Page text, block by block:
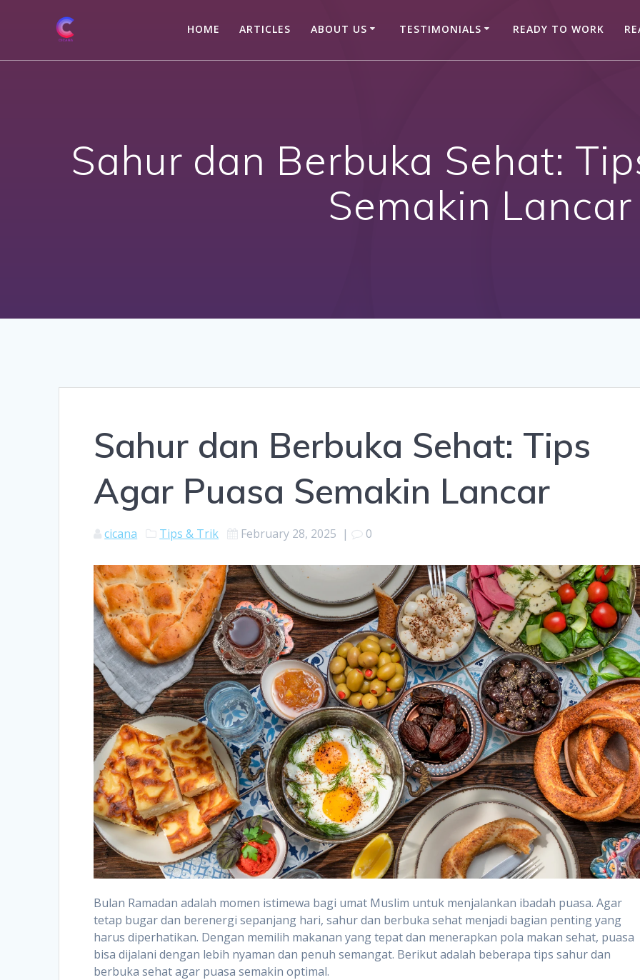
HOME ARTICLES ABOUT US TESTIMONIALS READY TO WORK
Sahur dan Berbuka Sehat:
Semakin Lancar
Sahur dan Berbuka Sehat: Tips
Agar Puasa Semakin Lancar
cicana Tips & Trik February 28, 2025 | 0
Bulan Ramadan adalah momen istimewa bagi umat Muslim untuk menjalankan ibadah puasa. Agar
tetap bugar dan berenergi sepanjang hari, sahur dan berbuka sehat menjadi bagian penting yang
harus diperhatikan. Dengan memilih makanan yang tepat dan menerapkan pola makan sehat, puasa
bisa dijalani dengan lebih nyaman dan penuh semangat. Berikut adalah beberapa tips sahur dan
berbuka sehat agar puasa semakin optimal.